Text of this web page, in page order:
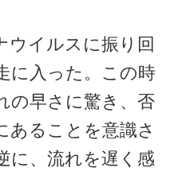
イルスに振り回
に入った。この時
の早さに驚き、否
あることを意識さ
に、流れを遅く感